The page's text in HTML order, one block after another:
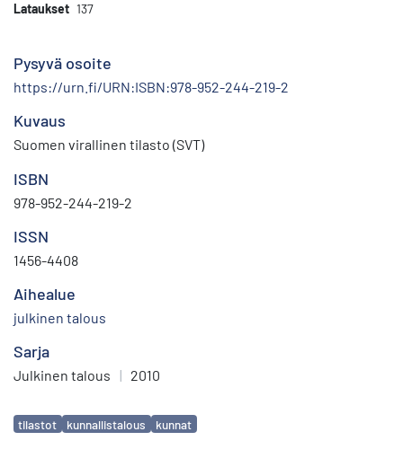
Lataukset 137
Pysyvä osoite
https://urn.fi/URN:ISBN:978-952-244-219-2
Kuvaus
Suomen virallinen tilasto (SVT)
ISBN
978-952-244-219-2
ISSN
1456-4408
Aihealue
julkinen talous
Sarja
Julkinen talous | 2010
Avainsanat
tilastot kunnallistalous kunnat